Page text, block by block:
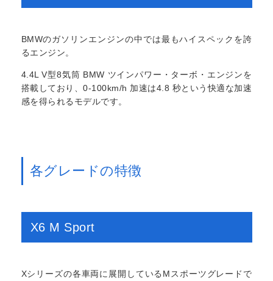
BMWのガソリンエンジンの中では最もハイスペックを誇
るエンジン。
4.4L V型8気筒 BMW ツインパワー・ターボ・エンジンを
搭載しており、0-100km/h 加速は4.8 秒という快適な加速
感を得られるモデルです。
各グレードの特徴
X6 M Sport
Xシリーズの各車両に展開しているMスポーツグレードで